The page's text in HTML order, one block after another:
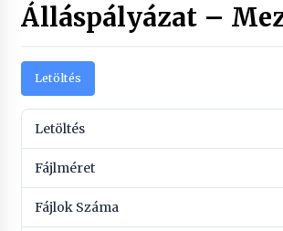
Álláspályázat –
Letöltés
Letöltés
Fájlméret
Fájlok Száma